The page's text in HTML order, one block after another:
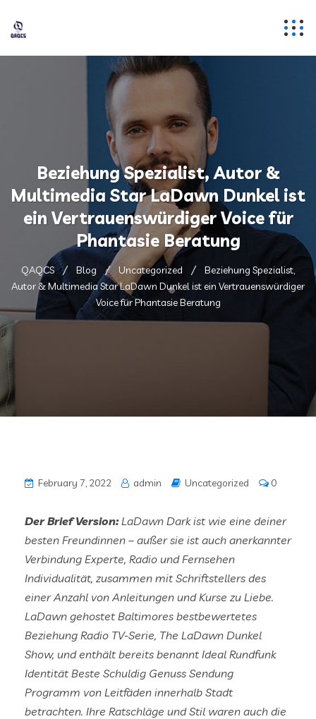
Beziehung Spezialist, Autor &
Multimedia Star LaDawn Dunkel ist
ein Vertrauenswürdiger Voice für
Phantasie Beratung
QAQCS Blog Uncategorized
Beziehung Spezialist,
Autor & Multimedia Star LaDawn Dunkel ist ein Vertrauenswürdiger
Voice für Phantasie Beratung
February 7, 2022 admin Uncategorized 0
Der Brief Version:LaDawn Dark ist wie eine deiner
besten Freundinnen – außer sie ist auch anerkannter
Verbindung Experte, Radio und Fernsehen
Individualität, zusammen mit Schriftstellers des
einer Anzahl von Anleitungen und Kurse zu Liebe.
LaDawn gehostet Baltimores bestbewertetes
Beziehung Radio TV-Serie, The LaDawn Dunkel
Show, und enthält bereits benannt Ideal Rundfunk
Identität Beste Schuldig Genuss Sendung
Programm von Leitfäden innerhalb Stadt
betrachten. Ihre Ratschläge und Stil waren auch die